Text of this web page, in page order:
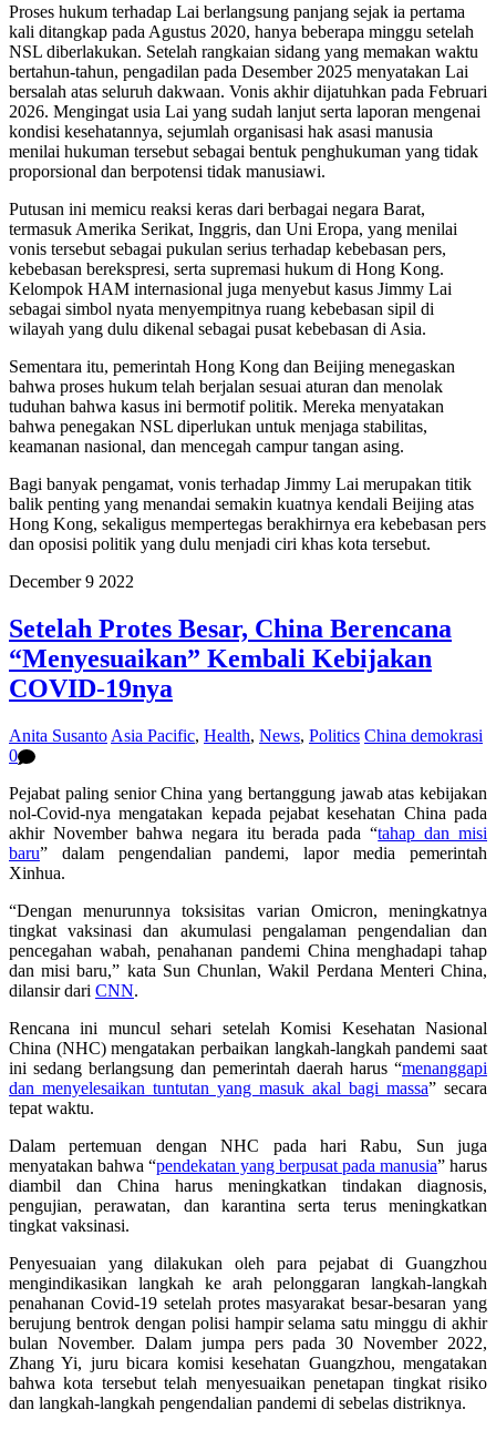
Proses hukum terhadap Lai berlangsung panjang sejak ia pertama
kali ditangkap pada Agustus 2020, hanya beberapa minggu setelah
NSL diberlakukan. Setelah rangkaian sidang yang memakan waktu
bertahun-tahun, pengadilan pada Desember 2025 menyatakan Lai
bersalah atas seluruh dakwaan. Vonis akhir dijatuhkan pada Februari
2026. Mengingat usia Lai yang sudah lanjut serta laporan mengenai
kondisi kesehatannya, sejumlah organisasi hak asasi manusia
menilai hukuman tersebut sebagai bentuk penghukuman yang tidak
proporsional dan berpotensi tidak manusiawi.
Putusan ini memicu reaksi keras dari berbagai negara Barat,
termasuk Amerika Serikat, Inggris, dan Uni Eropa, yang menilai
vonis tersebut sebagai pukulan serius terhadap kebebasan pers,
kebebasan berekspresi, serta supremasi hukum di Hong Kong.
Kelompok HAM internasional juga menyebut kasus Jimmy Lai
sebagai simbol nyata menyempitnya ruang kebebasan sipil di
wilayah yang dulu dikenal sebagai pusat kebebasan di Asia.
Sementara itu, pemerintah Hong Kong dan Beijing menegaskan
bahwa proses hukum telah berjalan sesuai aturan dan menolak
tuduhan bahwa kasus ini bermotif politik. Mereka menyatakan
bahwa penegakan NSL diperlukan untuk menjaga stabilitas,
keamanan nasional, dan mencegah campur tangan asing.
Bagi banyak pengamat, vonis terhadap Jimmy Lai merupakan titik
balik penting yang menandai semakin kuatnya kendali Beijing atas
Hong Kong, sekaligus mempertegas berakhirnya era kebebasan pers
dan oposisi politik yang dulu menjadi ciri khas kota tersebut.
December 9 2022
Setelah Protes Besar, China Berencana
“Menyesuaikan” Kembali Kebijakan
COVID-19nya
Anita Susanto Asia Pacific, Health, News, Politics China demokrasi
0
Pejabat paling senior China yang bertanggung jawab atas kebijakan
nol-Covid-nya mengatakan kepada pejabat kesehatan China pada
akhir November bahwa negara itu berada pada “tahap dan misi
baru” dalam pengendalian pandemi, lapor media pemerintah
Xinhua.
“Dengan menurunnya toksisitas varian Omicron, meningkatnya
tingkat vaksinasi dan akumulasi pengalaman pengendalian dan
pencegahan wabah, penahanan pandemi China menghadapi tahap
dan misi baru,” kata Sun Chunlan, Wakil Perdana Menteri China,
dilansir dari CNN.
Rencana ini muncul sehari setelah Komisi Kesehatan Nasional
China (NHC) mengatakan perbaikan langkah-langkah pandemi saat
ini sedang berlangsung dan pemerintah daerah harus “menanggapi
dan menyelesaikan tuntutan yang masuk akal bagi massa” secara
tepat waktu.
Dalam pertemuan dengan NHC pada hari Rabu, Sun juga
menyatakan bahwa “pendekatan yang berpusat pada manusia” harus
diambil dan China harus meningkatkan tindakan diagnosis,
pengujian, perawatan, dan karantina serta terus meningkatkan
tingkat vaksinasi.
Penyesuaian yang dilakukan oleh para pejabat di Guangzhou
mengindikasikan langkah ke arah pelonggaran langkah-langkah
penahanan Covid-19 setelah protes masyarakat besar-besaran yang
berujung bentrok dengan polisi hampir selama satu minggu di akhir
bulan November. Dalam jumpa pers pada 30 November 2022,
Zhang Yi, juru bicara komisi kesehatan Guangzhou, mengatakan
bahwa kota tersebut telah menyesuaikan penetapan tingkat risiko
dan langkah-langkah pengendalian pandemi di sebelas distriknya.